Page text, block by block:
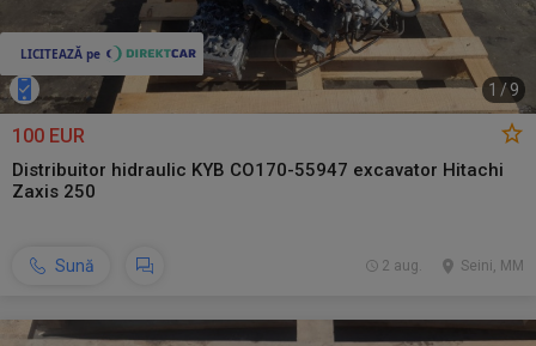
1 / 9
100 EUR
Distribuitor hidraulic KYB CO170-55947 excavator Hitachi
Zaxis 250
Sună Seini, MM
2 aug.